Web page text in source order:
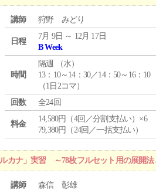
講師 狩野 みどり
日程
7月 9日 ～ 12月 17日
B Week
時間
隔週 （水）
13：10～14：30／14：50～16：10
（1日2コマ）
回数
全24回
料金
14,580円（4回／分割支払い）×6
79,380円（24回／一括支払い）
カナ」実習 ～78枚フルセット用の展開法
講師
森信 彰雄